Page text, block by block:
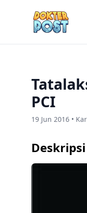
PCI
19 Jun 2016 •
Deskripsi